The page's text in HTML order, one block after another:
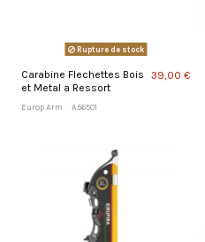
Rupture de stock
Carabine Flechettes Bois
et Metal a Ressort
Europ Arm A56501
39,00 €